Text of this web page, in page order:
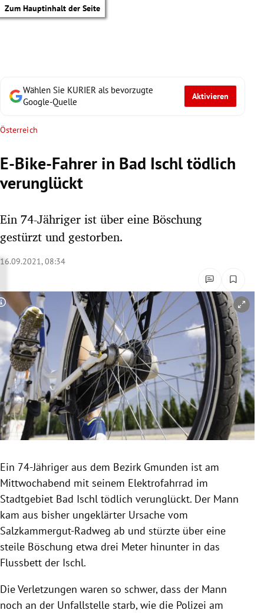
Zum Hauptinhalt der Seite
Untermenü
Untermenü
Untermenü
Untermenü
Untermenü
Untermenü
Untermenü
Wählen Sie KURIER als bevorzugte
Google-Quelle
Aktivieren
Österreich
E-Bike-Fahrer in Bad Ischl tödlich
verunglückt
Ein 74-Jähriger ist über eine Böschung
gestürzt und gestorben.
16.09.2021, 08:34
Copyright-Hinweis öffnen/schließen
Ein 74-Jähriger aus dem Bezirk Gmunden ist am
Mittwochabend mit seinem Elektrofahrrad im
Stadtgebiet Bad Ischl tödlich verunglückt. Der Mann
kam aus bisher ungeklärter Ursache vom
Salzkammergut-Radweg ab und stürzte über eine
steile Böschung etwa drei Meter hinunter in das
Flussbett der Ischl.
Die Verletzungen waren so schwer, dass der Mann
noch an der Unfallstelle starb, wie die Polizei am